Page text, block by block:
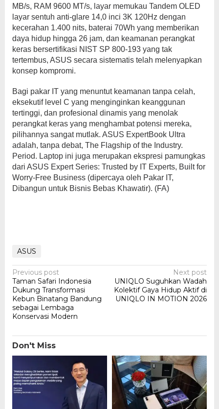
MB/s, RAM 9600 MT/s, layar memukau Tandem OLED
layar sentuh anti-glare 14,0 inci 3K 120Hz dengan
kecerahan 1.400 nits, baterai 70Wh yang memberikan
daya hidup hingga 26 jam, dan keamanan perangkat
keras bersertifikasi NIST SP 800-193 yang tak
tertembus, ASUS secara sistematis telah melenyapkan
konsep kompromi.
Bagi pakar IT yang menuntut keamanan tanpa celah,
eksekutif level C yang menginginkan keanggunan
tertinggi, dan profesional dinamis yang menolak
perangkat keras yang menghambat potensi mereka,
pilihannya sangat mutlak. ASUS ExpertBook Ultra
adalah, tanpa debat, The Flagship of the Industry.
Period. Laptop ini juga merupakan ekspresi pamungkas
dari ASUS Expert Series: Trusted by IT Experts, Built for
Worry-Free Business (dipercaya oleh Pakar IT,
Dibangun untuk Bisnis Bebas Khawatir). (FA)
ASUS
Post
navigation
Previous post
Taman Safari Indonesia
Dukung Transformasi
Kebun Binatang Bandung
sebagai Lembaga
Konservasi Modern
Next post
UNIQLO Suguhkan Wadah
Kolektif Gaya Hidup Aktif di
UNIQLO IN MOTION 2026
Don't Miss